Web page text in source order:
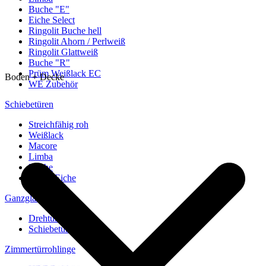
Buche "E"
Eiche Select
Ringolit Buche hell
Ringolit Ahorn / Perlweiß
Ringolit Glattweiß
Buche "R"
Prüm Weißlack EC
WE Zubehör
Schiebetüren
Streichfähig roh
Weißlack
Macore
Limba
Buche
europ. Eiche
Ganzglastüren
Drehtüren
Schiebetüren
Zimmertürrohlinge
Boden + Decke